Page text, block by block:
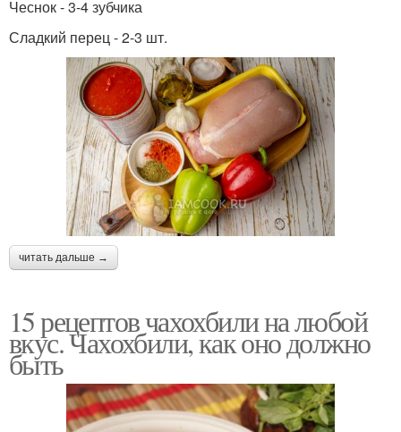
Чеснок - 3-4 зубчика
Сладкий перец - 2-3 шт.
читать дальше →
15 рецептов чахохбили на любой
вкус. Чахохбили, как оно должно
быть